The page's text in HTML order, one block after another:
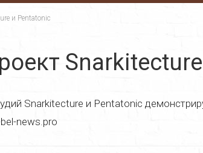
и Pentatonic
Snarkitecture и Pentatonic
news.pro